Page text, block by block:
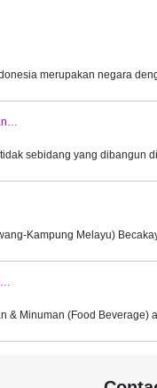
merupakan negara
sebidang yang dibangun
Kampung Melayu)
& Minuman (Food Beverage)